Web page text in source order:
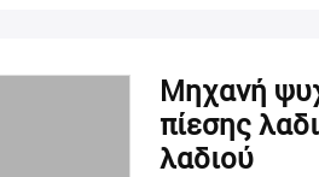
Μηχανή
πίεσης
λαδιού